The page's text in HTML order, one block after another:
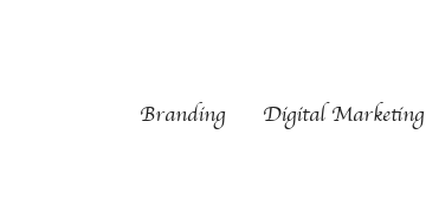
Branding Digital Marketing